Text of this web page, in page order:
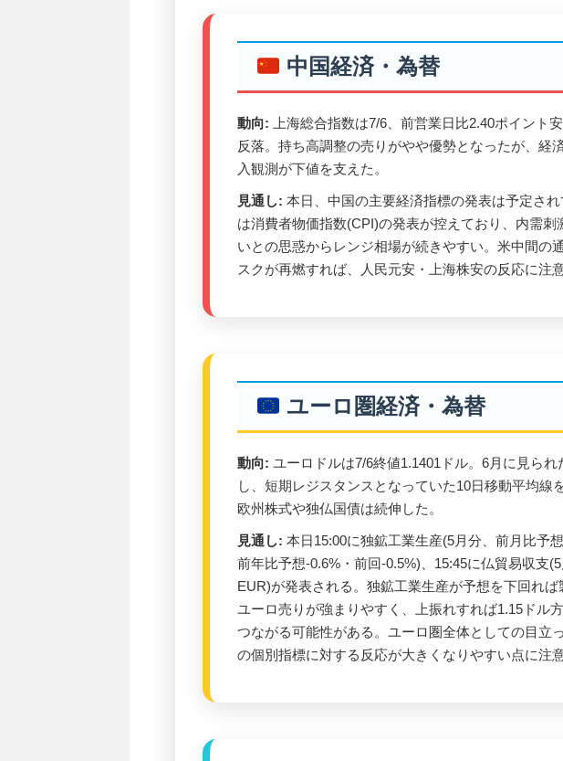
中国経済・為替
動向: 上海総合指数は7/6、前営業日比2.40ポイント
反落。持ち高調整の売りがやや優勢となったが、経
入観測が下値を支えた。
見通し: 本日、中国の主要経済指標の発表は予定さ
は消費者物価指数(CPI)の発表が控えており、内需刺
いとの思惑からレンジ相場が続きやすい。米中間の
スクが再燃すれば、人民元安・上海株安の反応に注意
ユーロ圏経済・為替
動向: ユーロドルは7/6終値1.1401ドル。6月に見ら
し、短期レジスタンスとなっていた10日移動平均線
欧州株式や独仏国債は続伸した。
見通し: 本日15:00に独鉱工業生産(5月分、前月比予
前年比予想-0.6%・前回-0.5%)、15:45に仏貿易収支
EUR)が発表される。独鉱工業生産が予想を下回れば
ユーロ売りが強まりやすく、上振れすれば1.15ドル
つながる可能性がある。ユーロ圏全体としての目立
の個別指標に対する反応が大きくなりやすい点に注意